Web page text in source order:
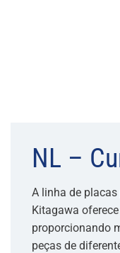
NL –
A linha de
Kitagawa
proporcionando
peças de